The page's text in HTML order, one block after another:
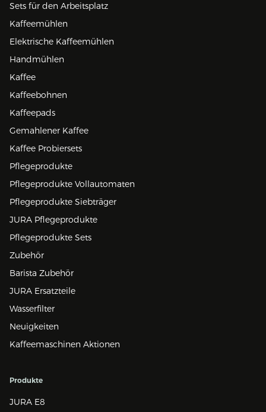
Sets für den Arbeitsplatz
Kaffeemühlen
Elektrische Kaffeemühlen
Handmühlen
Kaffee
Kaffeebohnen
Kaffeepads
Gemahlener Kaffee
Kaffee Probiersets
Pflegeprodukte
Pflegeprodukte Vollautomaten
Pflegeprodukte Siebträger
JURA Pflegeprodukte
Pflegeprodukte Sets
Zubehör
Barista Zubehör
JURA Ersatzteile
Wasserfilter
Neuigkeiten
Kaffeemaschinen Aktionen
Produkte
JURA E8